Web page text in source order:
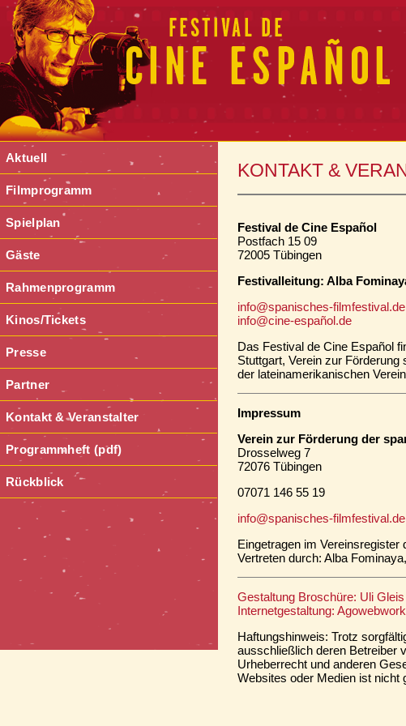
Aktuell
Filmprogramm
Spielplan
Gäste
Rahmenprogramm
Kinos/Tickets
Presse
Partner
Kontakt & Veranstalter
Programmheft (pdf)
Rückblick
KONTAKT &
Festival de Cine Español
Postfach 15 09
72005 Tübingen
Festivalleitung: Alba
info@spanisches-filmfestival.de
info@cine-español.de
Das Festival de Cine Español
Stuttgart, Verein zur
der lateinamerikanischen
Impressum
Verein zur Förderung der
Drosselweg 7
72076 Tübingen
07071 146 55 19
info@spanisches-filmfestival.de
Eingetragen im
Vertreten durch: Alba
Gestaltung Broschüre: Uli Gleis
Internetgestaltung:
Haftungshinweis: Trotz
ausschließlich deren Betreiber
Urheberrecht und anderen
Websites oder Medien ist nicht